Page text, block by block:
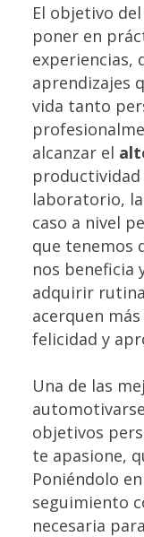
El objetivo
poner en
experiencias,
aprendizajes
vida tanto
alcanzar el
productividad
laboratorio,
caso a nivel
que tenemos
nos beneficia
adquirir
acerquen
felicidad y
Una de las
objetivos
te apasione,
Poniéndolo
seguimiento
necesaria